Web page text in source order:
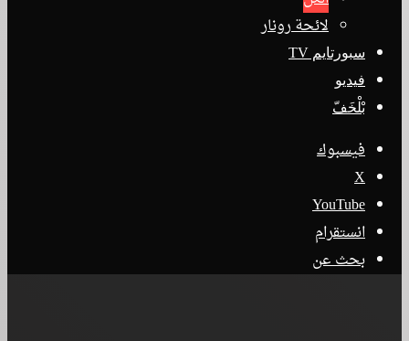
لائحة رونار
سبورتايم TV
فيديو
بْلْخَفّ
فيسبوك
‫X
‫YouTube
انستقرام
بحث عن